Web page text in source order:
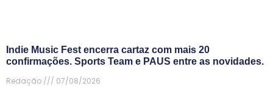
Indie Music Fest encerra cartaz com mais 20
confirmações. Sports Team e PAUS entre as novidades.
Redação
07/08/2026